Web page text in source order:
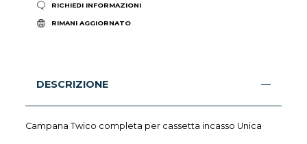
RICHIEDI INFORMAZIONI
RIMANI AGGIORNATO
DESCRIZIONE
Campana Twico completa per cassetta incasso Unica